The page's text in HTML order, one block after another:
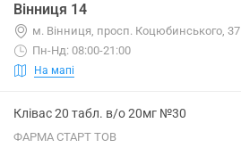
Вінниця 14
м. Вінниця, просп. Коцюбинського, 37
Пн-Нд: 08:00-21:00
На мапі
Клівас 20 табл. в/о 20мг №30
ФАРМА СТАРТ ТОВ